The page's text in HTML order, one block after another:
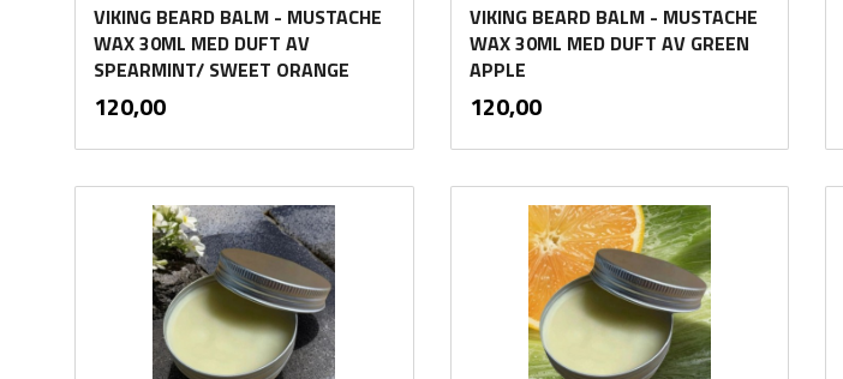
VIKING BEARD BALM - MUSTACHE
WAX 30ML MED DUFT AV
SPEARMINT/ SWEET ORANGE
Pris
120,00mva.
Kjøp
VIKING BEARD BALM - MUSTACHE
WAX 30ML MED DUFT AV GREEN
APPLE
Pris
120,00mva.
Kjøp